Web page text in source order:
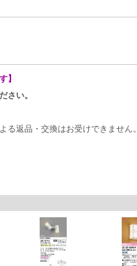
】
さい。
返品・交換はお受けできません。